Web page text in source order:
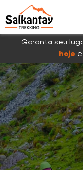
Garanta seu
hoje